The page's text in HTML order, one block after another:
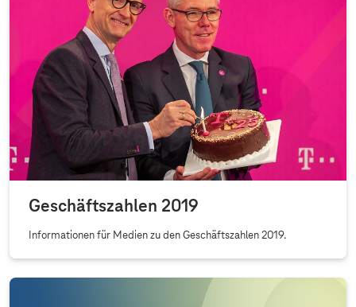
Geschäftszahlen 2019
Informationen für Medien zu den Geschäftszahlen 2019.